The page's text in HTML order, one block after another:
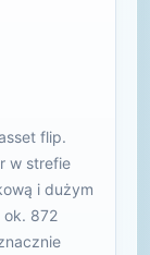
flip.
w strefie
i dużym
ok. 872